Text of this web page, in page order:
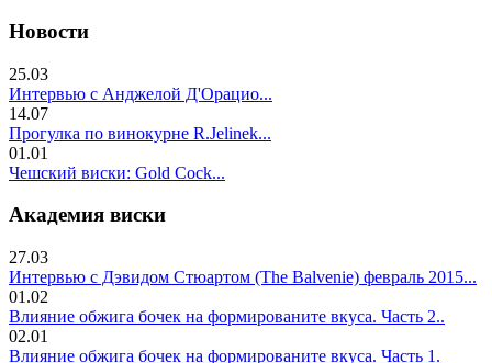
Новости
25.03
Интервью с Анджелой Д'Орацио...
14.07
Прогулка по винокурне R.Jelinek...
01.01
Чешский виски: Gold Cock...
Академия виски
27.03
Интервью с Дэвидом Стюартом (The Balvenie) февраль 2015...
01.02
Влияние обжига бочек на формированите вкуса. Часть 2..
02.01
Влияние обжига бочек на формированите вкуса. Часть 1.